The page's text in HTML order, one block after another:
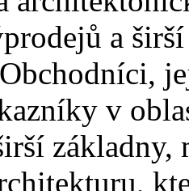
a
v
základny,